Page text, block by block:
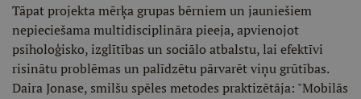
Tāpat projekta mērķa grupas bērniem un jauniešiem
nepieciešama multidisciplināra pieeja, apvienojot
psiholoģisko, izglītības un sociālo atbalstu, lai efektīvi
risinātu problēmas un palīdzētu pārvarēt viņu grūtības.
Daira Jonase, smilšu spēles metodes praktizētāja: "Mobilās